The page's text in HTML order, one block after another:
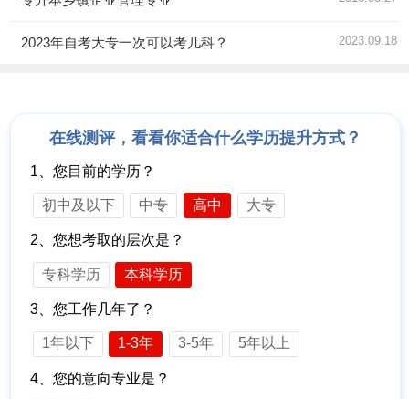
2023年自考大专一次可以考几科？ 2023.09.18
在线测评，看看你适合什么学历提升方式？
1、您目前的学历？
初中及以下 中专 高中 大专
2、您想考取的层次是？
专科学历 本科学历
3、您工作几年了？
1年以下 1-3年 3-5年 5年以上
4、您的意向专业是？